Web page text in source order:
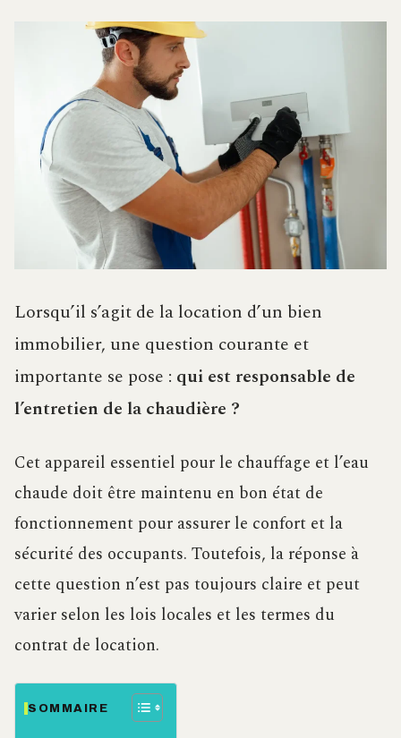
Lorsqu’il s’agit de la location d’un bien
immobilier, une question courante et
importante se pose : qui est responsable de
l’entretien de la chaudière ?
Cet appareil essentiel pour le chauffage et l’eau
chaude doit être maintenu en bon état de
fonctionnement pour assurer le confort et la
sécurité des occupants. Toutefois, la réponse à
cette question n’est pas toujours claire et peut
varier selon les lois locales et les termes du
contrat de location.
SOMMAIRE